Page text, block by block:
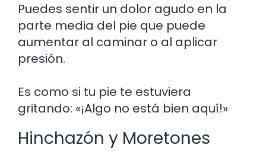
Puedes sentir un dolor agudo en la
parte media del pie que puede
aumentar al caminar o al aplicar
presión.
Es como si tu pie te estuviera
gritando: «¡Algo no está bien aquí!»
Hinchazón y Moretones